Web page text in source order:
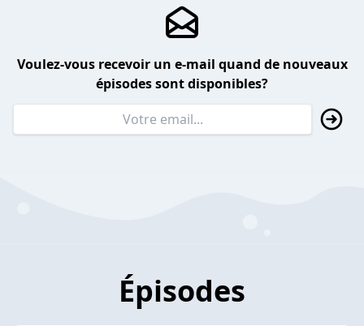
Voulez-vous recevoir un e-mail quand de nouveaux
épisodes sont disponibles?
Épisodes